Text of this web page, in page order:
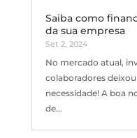
Saiba como
da sua empresa
Set 2, 2024
No mercado atual,
colaboradores
necessidade! A boa
de...